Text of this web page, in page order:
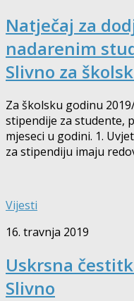
Natječaj za
nadarenim
Slivno za
Za školsku godinu
stipendije za studente,
mjeseci u godini. 1.
za stipendiju imaju
Vijesti
16. travnja 2019
Uskrsna
Slivno